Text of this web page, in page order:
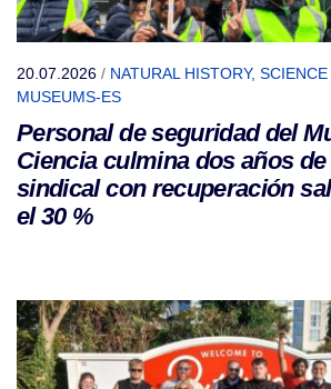
20.07.2026 / NATURAL HISTORY, SCIENCE
MUSEUMS-ES
Personal de seguridad del
Ciencia culmina dos años
sindical con recuperación
el 30 %